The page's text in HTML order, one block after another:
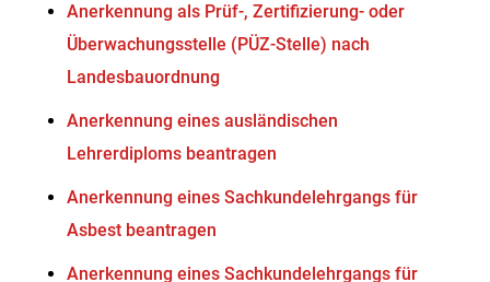
Anerkennung als Prüf-, Zertifizierung- oder
Überwachungsstelle (PÜZ-Stelle) nach
Landesbauordnung
Anerkennung eines ausländischen
Lehrerdiploms beantragen
Anerkennung eines Sachkundelehrgangs für
Asbest beantragen
Anerkennung eines Sachkundelehrgangs für